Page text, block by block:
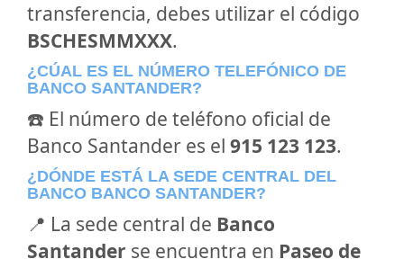
transferencia, debes utilizar el código
BSCHESMMXXX.
¿CÚAL ES EL NÚMERO TELEFÓNICO DE
BANCO SANTANDER?
☎️ El número de teléfono oficial de
Banco Santander es el 915 123 123.
¿DÓNDE ESTÁ LA SEDE CENTRAL DEL
BANCO BANCO SANTANDER?
📍 La sede central de Banco
Santander se encuentra en Paseo de